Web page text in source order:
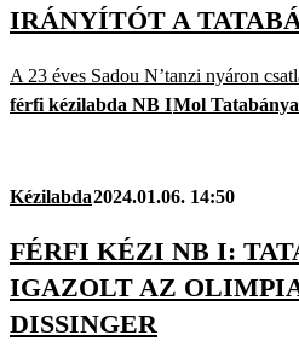
IRÁNYÍTÓT A
A 23 éves Sadou N’tanzi nyáron
férfi kézilabda NB IMol Tatabánya
Kézilabda2024.01.06. 14:50
FÉRFI KÉZI NB I:
IGAZOLT AZ
DISSINGER